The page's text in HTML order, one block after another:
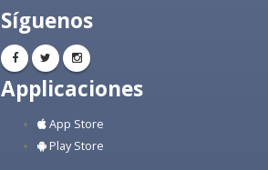
Síguenos
Applicaciones
App Store
Play Store